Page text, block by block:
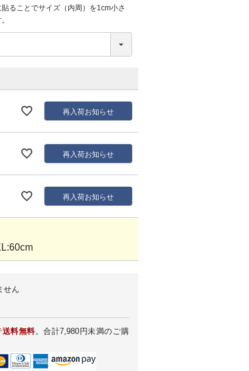
ることでサイズ（内周）を1cm小さ
再入荷お知らせ
再入荷お知らせ
再入荷お知らせ
せん
送料無料。合計7,980円未満のご購